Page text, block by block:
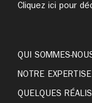
Cliquez ici pour
QUI SOMMES-
NOTRE EXPERTISE
QUELQUES